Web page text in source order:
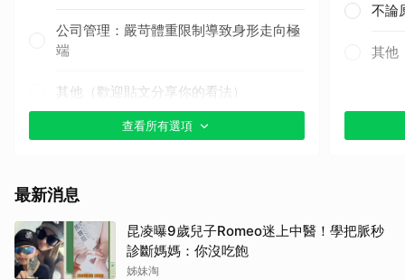
公司管理：嚴苛體重限制導致身形走向極
端
其他（歡迎貼文分享你的看法）
查看所有選項
不論
其他
最新消息
昆凌曝9歲兒子Romeo迷上中醫！學把脈秒
診斷媽媽：你沒吃飽
姊妹淘
取消